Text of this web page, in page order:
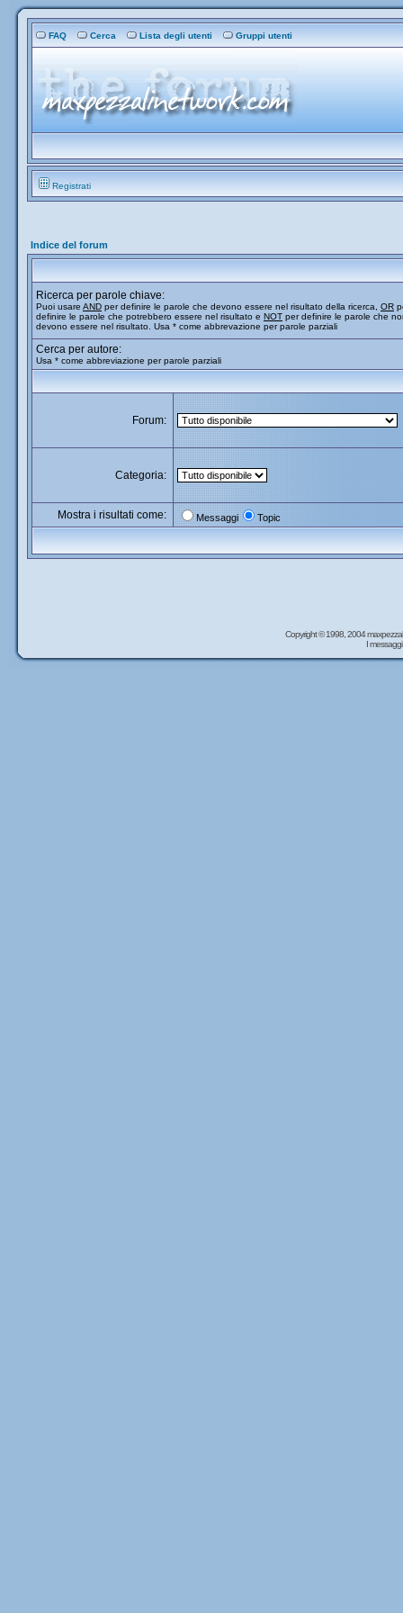
FAQ Cerca Lista degli utenti Gruppi utenti
Registrati
Indice del forum
Ricerca per parole chiave:
Puoi usare AND per definire le parole che devono essere nel risultato della ricerca, OR
definire le parole che potrebbero essere nel risultato e NOT per definire le parole che
devono essere nel risultato. Usa * come abbrevazione per parole parziali
Cerca per autore:
Usa * come abbreviazione per parole parziali
Forum:
Categoria:
Mostra i risultati come: Messaggi Topic
Copyright © 1998, 2004
I